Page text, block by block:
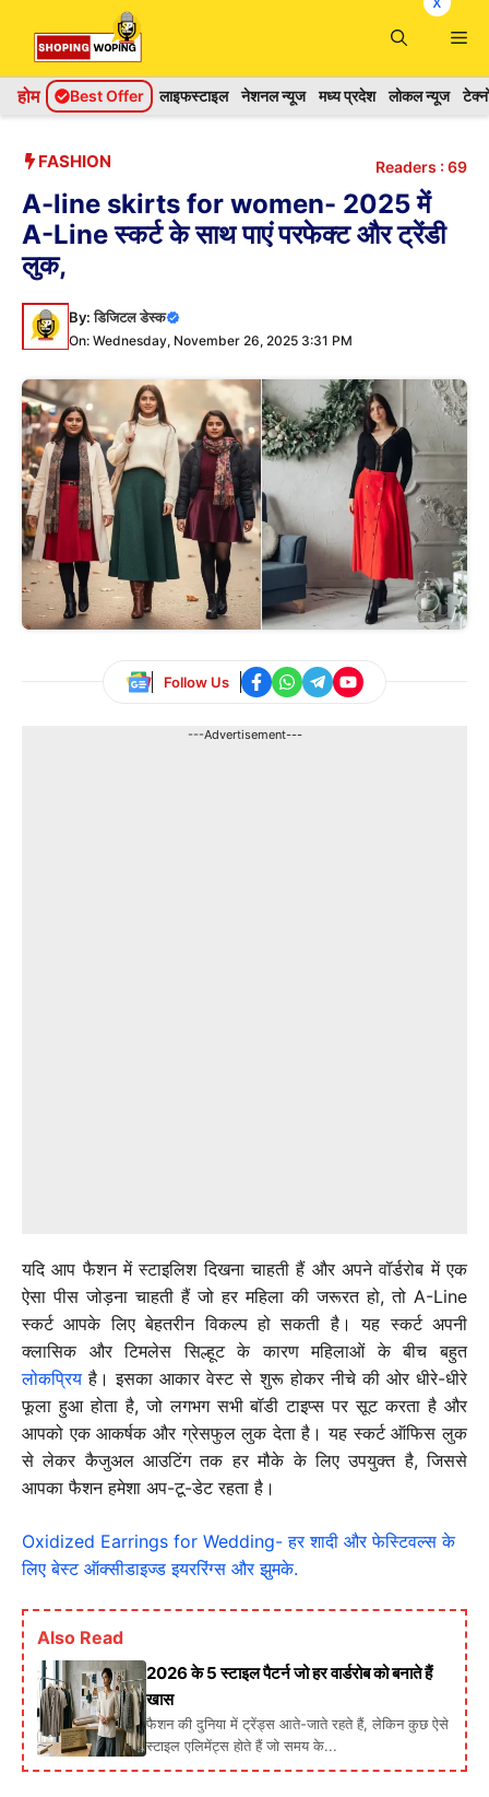
content
होम Best Offer लाइफस्टाइल नेशनल न्यूज मध्य प्रदेश लोकल न्यूज
FASHION Readers : 69
A-line skirts for women- 2025 में
A-Line स्कर्ट के साथ पाएं परफेक्ट और ट्रेंडी
लुक,
By:डिजिटल डेस्क
On: Wednesday, November 26, 2025 3:31 PM
Follow Us
---Advertisement---
यदि आप फैशन में स्टाइलिश दिखना चाहती हैं और अपने वॉर्डरोब में एक
ऐसा पीस जोड़ना चाहती हैं जो हर महिला की जरूरत हो, तो A-Line
स्कर्ट आपके लिए बेहतरीन विकल्प हो सकती है। यह स्कर्ट अपनी
क्लासिक और टिमलेस सिल्हूट के कारण महिलाओं के बीच बहुत
लोकप्रिय है। इसका आकार वेस्ट से शुरू होकर नीचे की ओर धीरे-धीरे
फूला हुआ होता है, जो लगभग सभी बॉडी टाइप्स पर सूट करता है और
आपको एक आकर्षक और ग्रेसफुल लुक देता है। यह स्कर्ट ऑफिस लुक
से लेकर कैजुअल आउटिंग तक हर मौके के लिए उपयुक्त है, जिससे
आपका फैशन हमेशा अप-टू-डेट रहता है।
Oxidized Earrings for Wedding- हर शादी और फेस्टिवल्स के
लिए बेस्ट ऑक्सीडाइज्ड इयररिंग्स और झुमके.
Also Read
2026 के 5 स्टाइल पैटर्न जो हर वार्डरोब को बनाते हैं
खास
फैशन की दुनिया में ट्रेंड्स आते-जाते रहते हैं, लेकिन कुछ ऐसे
स्टाइल एलिमेंट्स होते हैं जो समय के...